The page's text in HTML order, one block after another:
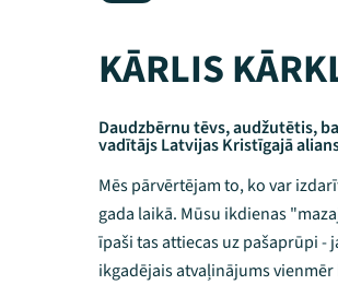
KĀRLIS
Daudzbērnu tēvs, audžutētis,
vadītājs Latvijas Kristīgajā
Mēs pārvērtējam to, ko var
gada laikā. Mūsu ikdienas
īpaši tas attiecas uz pašaprūpi -
ikgadējais atvaļinājums vienmēr